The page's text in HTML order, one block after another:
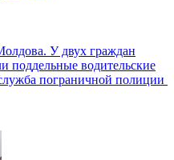
У двух граждан
поддельные водительские
пограничной полиции